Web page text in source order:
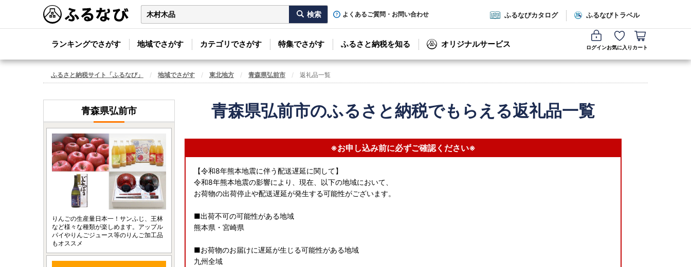
よくあるご質問・お問い合わせ ふるなびカタログ ふるなびトラベル
ランキングでさがす 地域でさがす カテゴリでさがす 特集でさがす ふるさと納税を知る オリジナルサービス ログインお気に入り カート
ふるさと納税サイト「ふるなび」 地域でさがす 東北地方 青森県弘前市 返礼品一覧
青森県弘前市のふるさと納税でもらえる返礼品一覧
※お申し込み前に必ずご確認ください※
【令和8年熊本地震に伴う配送遅延に関して】
令和8年熊本地震の影響により、現在、以下の地域において、
お荷物の出荷停止や配送遅延が発生する可能性がございます。
■出荷不可の可能性がある地域
熊本県・宮崎県
■お荷物のお届けに遅延が生じる可能性がある地域
九州全域
青森県弘前市
りんごの生産量日本一！サンふじ、王林
など様々な種類が楽しめます。アップル
パイやりんごジュース等のりんご加工品
もオススメ